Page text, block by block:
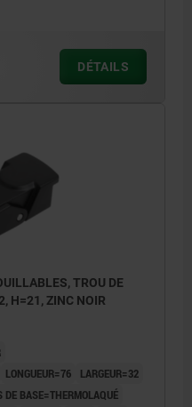
DÉTAILS
TROU DE
H=21, ZINC NOIR
LONGUEUR=76
LARGEUR=32
DE BASE=THERMOLAQUÉ